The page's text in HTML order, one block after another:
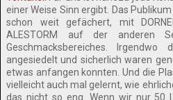
einer Weise Sinn ergibt. Das
schon weit gefächert, mit
ALESTORM auf der anderen
Geschmacksbereiches.
angesiedelt und sicherlich waren
etwas anfangen konnten. Und die
vielleicht auch mal gelernt, wie
das nicht so eng. Wenn wir nur 50